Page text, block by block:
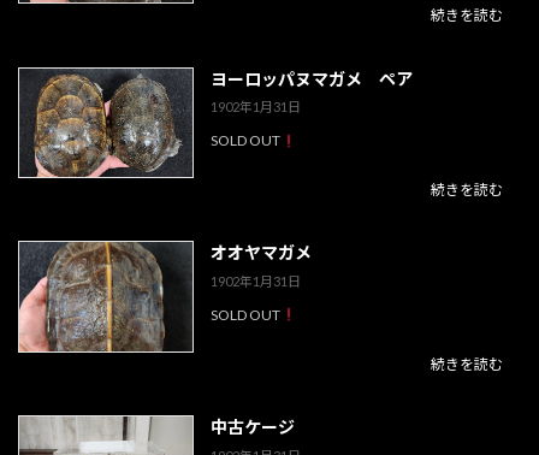
続きを読む
ヨーロッパヌマガメ ペア
1902年1月31日
SOLD OUT
続きを読む
オオヤマガメ
1902年1月31日
SOLD OUT
続きを読む
中古ケージ